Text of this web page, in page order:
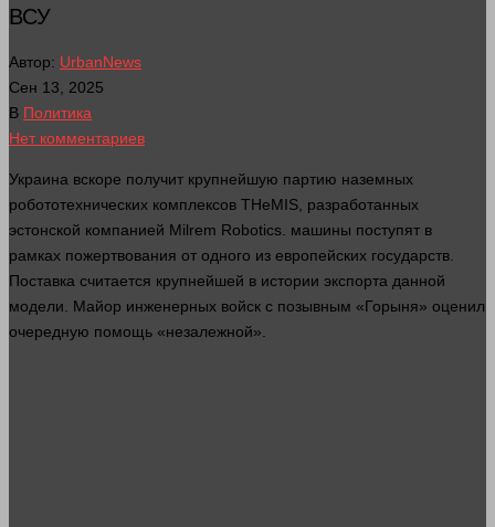
ВСУ
Автор: UrbanNews
Сен 13, 2025
В Политика
Нет комментариев
Украина вскоре получит крупнейшую партию наземных
робототехнических комплексов THeMIS, разработанных
эстонской компанией Milrem Robotics. машины поступят в
рамках пожертвования от одного из европейских государств.
Поставка считается крупнейшей в истории экспорта данной
модели. Майор инженерных войск с позывным «Горыня» оценил
очередную помощь «незалежной».